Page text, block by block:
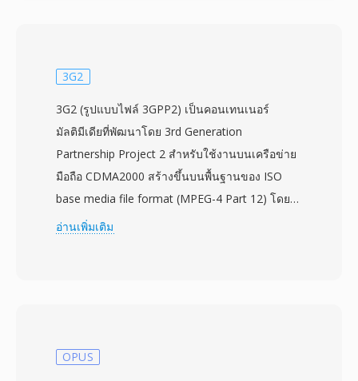
3G2
3G2 (รูปแบบไฟล์ 3GPP2) เป็นคอนเทนเนอร์
มัลติมีเดียที่พัฒนาโดย 3rd Generation
Partnership Project 2 สำหรับใช้งานบนเครือข่าย
มือถือ CDMA2000 สร้างขึ้นบนพื้นฐานของ ISO
base media file format (MPEG-4 Part 12) โดย
สามารถจัดเก็บวิดีโอที่เข้ารหัสด้วย H.263 หรือ
มาสำหรับสภาวะแบนด์วิดท์ต่ำมาก สามารถสร้าง
อ่านเพิ่มเติม
OPUS